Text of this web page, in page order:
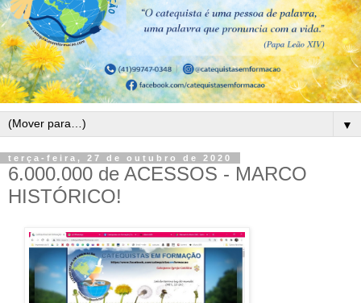
▼
terça-feira, 27 de outubro de 2020
6.000.000 de ACESSOS - MARCO
HISTÓRICO!